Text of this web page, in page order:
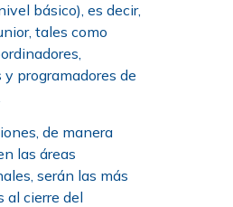
básico), es decir,
tales como
y programadores de
de manera
las áreas
serán las más
al cierre del